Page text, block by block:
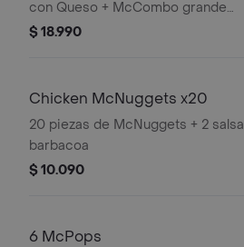
grande McN
con Queso + McCombo grande
McNuggets x10
$ 18.990
Chicken McNuggets x20
20 piezas de McNuggets + 2 salsa
barbacoa
$ 10.090
6 McPops